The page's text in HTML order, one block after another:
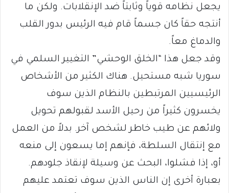
يجعل نظامه قوياً وثابتاً ضد الإنقلابات. ولكن ما
أنتجه حقاً كان جسماً قام فيه الرئيس بدور القلب
والدماغ معاً.
وقد جعل هذا “الخلق الوحشي” التغيير السلمي في
سوريا شبه مستحيل. هناك الكثير من الأشخاص
الرئيسيين المرتبطين بالنظام الذين سوف
يخسرون كثيراً من رحيل الأسد لقبولهم تحويل
ولائهم عن طيب خاطر لشخص آخر. بدلاً من العمل
مع إنتقال السلطة، فإنهم إما يسعون إلى منعه
أو، إذا فشلوا، البحث عن وسيلة لإنقاذ جلودهم.
بعبارة أخرى إن الناس الذين سوف تعتمد عليهم